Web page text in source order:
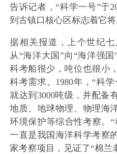
告诉记者，“科学一号”于
到古镇口核心区标志着它将
据相关报道，上个世纪
从“海洋大国”向“海洋强
科考船很少，吨位也很小
科考需求。1980年，“科
就达到3000吨级，并配备
地质、地球物理、物理海
环境保护等综合性考察。“
一直是我国海洋科学考察
家考察项目，见证了“棉兰